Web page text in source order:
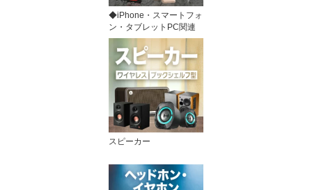
◆iPhone・スマートフォ
ン・タブレットPC関連
スピーカー